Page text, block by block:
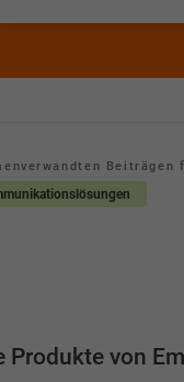
Beiträgen
Produkte von